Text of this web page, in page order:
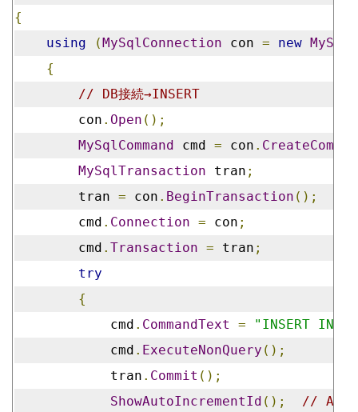
{
using
(MySqlConnection con = new
{
// DB接続→INSERT
        con
. Open ();
MySqlCommand cmd = con .
MySqlTransaction tran ;
        tran
= con . BeginTransaction ();
        cmd
. Connection = con ;
        cmd
. Transaction = tran ;
try
{
            cmd
. CommandText =
"INSERT
            cmd
. ExecuteNonQuery ();
            tran
. Commit ();
ShowAutoIncrementId ();
//